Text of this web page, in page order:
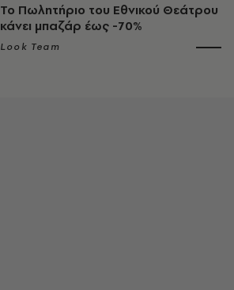
Το Πωλητήριο του Εθνικού Θεάτρου
κάνει μπαζάρ έως -70%
Look Team